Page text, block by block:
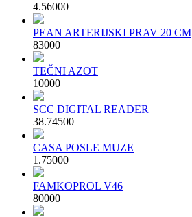
4.56000
PEAN ARTERIJSKI PRAV 20 CM
83000
TEČNI AZOT
10000
SCC DIGITAL READER
38.74500
CASA POSLE MUZE
1.75000
FAMKOPROL V46
80000